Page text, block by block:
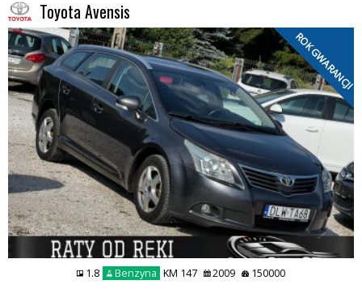
Toyota Avensis
ROK GWARANCJI
1.8 Benzyna KM 147 2009 150000